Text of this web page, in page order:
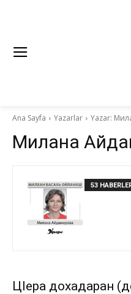
Ana Sayfa Yazarlar Yazar:
Милана
53
ЦIера дохадаран